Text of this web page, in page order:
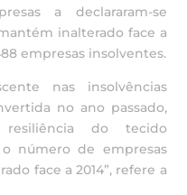
a declararam-se
inalterado face a
empresas insolventes.
nas insolvências
no ano passado,
do tecido
número de empresas
face a 2014”, refere a